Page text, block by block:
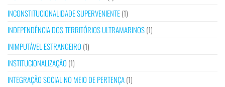
INCONSTITUCIONALIDADE SUPERVENIENTE(1)
INDEPENDÊNCIA DOS TERRITÓRIOS ULTRAMARINOS(1)
INIMPUTÁVEL ESTRANGEIRO (1)
INSTITUCIONALIZAÇÃO (1)
INTEGRAÇÃO SOCIAL NO MEIO DE PERTENÇA(1)